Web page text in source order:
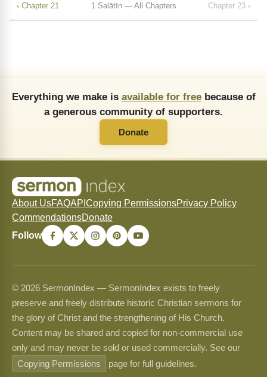
‹ Chapter 21 1 Salātīn — All Chapters Chapter 23 ›
Everything we make is available for freebecause of
a generous community of supporters.
Donate
About UsFAQAPI Copying PermissionsPrivacy Policy
CommendationsDonate
Follow
© 2026 SermonIndex — SermonIndex exists to freely
preserve and freely distribute historic Christian sermons for
the glory of Christ and the strengthening of His Church.
Content may be shared and copied for non-commercial use
only and may never be sold or used commercially. See our
Copying Permissions
page for full guidelines.